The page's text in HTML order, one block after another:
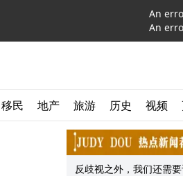
An
An
移民 地产 旅游 历史 视频
反歧视之外，我们还需